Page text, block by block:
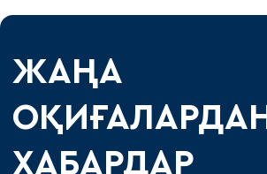
ЖАҢА
ОҚИҒАЛАРДАН
ХАБАРДАР